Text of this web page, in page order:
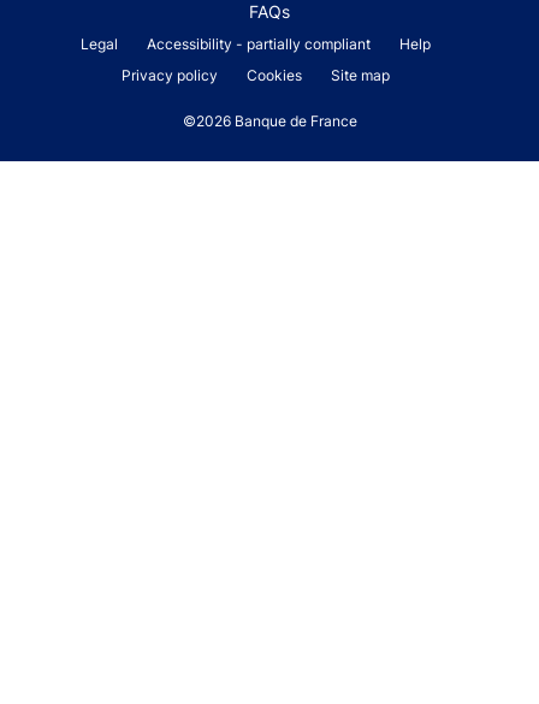
FAQs
©2026 Banque de France
Footer legal notice menu
Legal Accessibility - partially compliant
Help
Privacy policy
Cookies Site map